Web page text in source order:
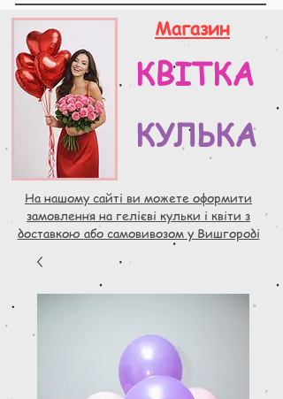
Магазин
КВІТКА
КУЛЬКА
На нашому сайті ви можете оформити
замовлення на гелієві кульки і квіти з
доставкою або самовивозом у Вишгороді